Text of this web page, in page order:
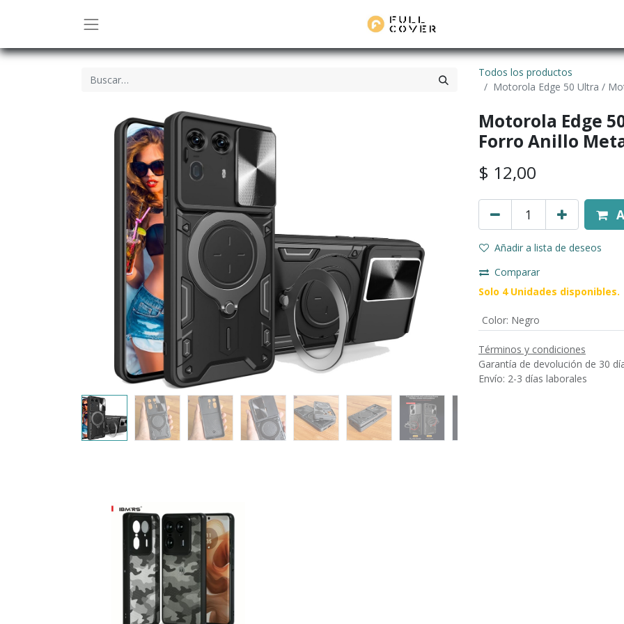
Todos los productos
Motorola Edge 50 Ultra /
Motorola Edge
Forro Anillo
$ 12,00
Añadir a lista de deseos
Comparar
Solo 4 Unidades disponibles.
Color: Negro
Términos y condiciones
Garantía de devolución de 30
Envío: 2-3 días laborales